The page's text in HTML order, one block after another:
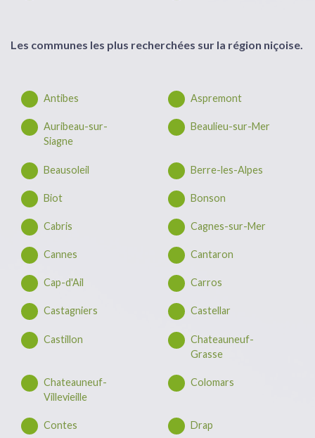
Les communes les plus recherchées sur la région niçoise.
Antibes Aspremont
Auribeau-sur-
Siagne
Beaulieu-sur-Mer
Beausoleil Berre-les-Alpes
Biot Bonson
Cabris Cagnes-sur-Mer
Cannes Cantaron
Cap-d'Ail Carros
Castagniers Castellar
Castillon
Chateauneuf-
Grasse
Chateauneuf-
Villevieille
Colomars
Contes Drap